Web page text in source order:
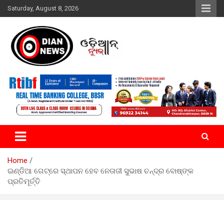
Skip
to
Saturday, August 8, 2026
ଓଡିଆନ୍ ନ୍ୟୁଜ
Home
ଇଣ୍ଡିଆ ଗେଟ୍‌ରେ ସ୍ଥାପନ ହେବ ନେତାଜୀ ସୁଭାଷ ଚନ୍ଦ୍ର ବୋଷ୍‌ଙ୍କ
ପ୍ରତିମୂର୍ତ୍ତି